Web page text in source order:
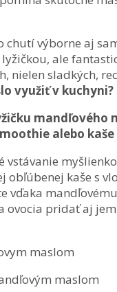
chutí výborne aj
ale
nielen sladkých,
využiť v kuchyni?
mandľového
alebo kaše
vstávanie
obľúbenej kaše s
vďaka
ovocia pridať aj